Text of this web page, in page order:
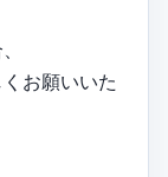
お願いいた